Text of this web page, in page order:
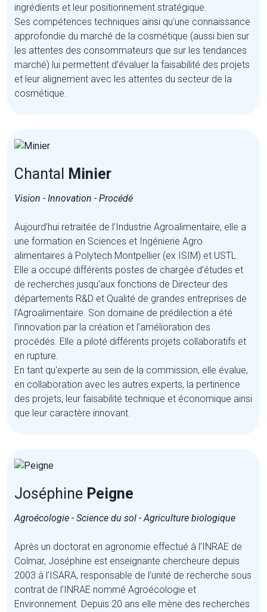
ingrédients et leur positionnement stratégique.
Ses compétences techniques ainsi qu’une connaissance
approfondie du marché de la cosmétique (aussi bien sur
les attentes des consommateurs que sur les tendances
marché) lui permettent d’évaluer la faisabilité des projets
et leur alignement avec les attentes du secteur de la
cosmétique.
Chantal Minier
Vision - Innovation - Procédé
Aujourd’hui retraitée de l’Industrie Agroalimentaire, elle a
une formation en Sciences et Ingénierie Agro
alimentaires à Polytech Montpellier (ex ISIM) et USTL.
Elle a occupé différents postes de chargée d’études et
de recherches jusqu’aux fonctions de Directeur des
départements R&D et Qualité de grandes entreprises de
l’Agroalimentaire. Son domaine de prédilection a été
l’innovation par la création et l’amélioration des
procédés. Elle a piloté différents projets collaboratifs et
en rupture.
En tant qu'experte au sein de la commission, elle évalue,
en collaboration avec les autres experts, la pertinence
des projets, leur faisabilité technique et économique ainsi
que leur caractère innovant.
Joséphine Peigne
Agroécologie - Science du sol - Agriculture biologique
Après un doctorat en agronomie effectué à l’INRAE de
Colmar, Joséphine est enseignante chercheure depuis
2003 à l’ISARA, responsable de l’unité de recherche sous
contrat de l’INRAE nommé Agroécologie et
Environnement. Depuis 20 ans elle mène des recherches